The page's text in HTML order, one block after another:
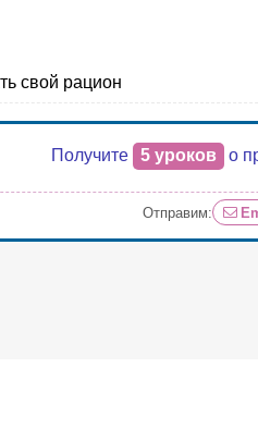
свой рацион
Получите 5 уроков о
Отправим: